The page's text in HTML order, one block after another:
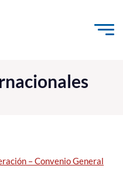
– Convenio General